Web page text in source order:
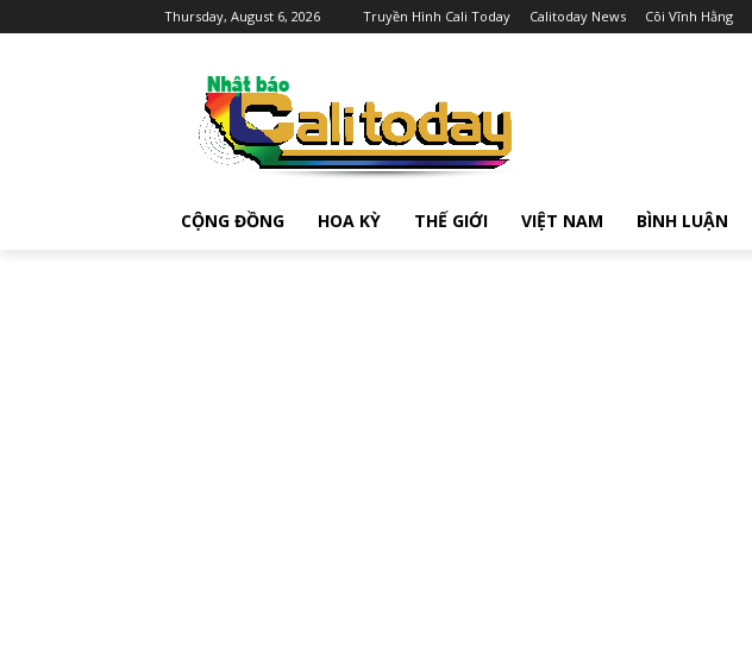
Thursday, August 6, 2026 Truyền Hình Cali Today Calitoday News Cõi Vĩnh Hằng
CỘNG ĐỒNG HOA KỲ THẾ GIỚI VIỆT NAM BÌNH LUẬN